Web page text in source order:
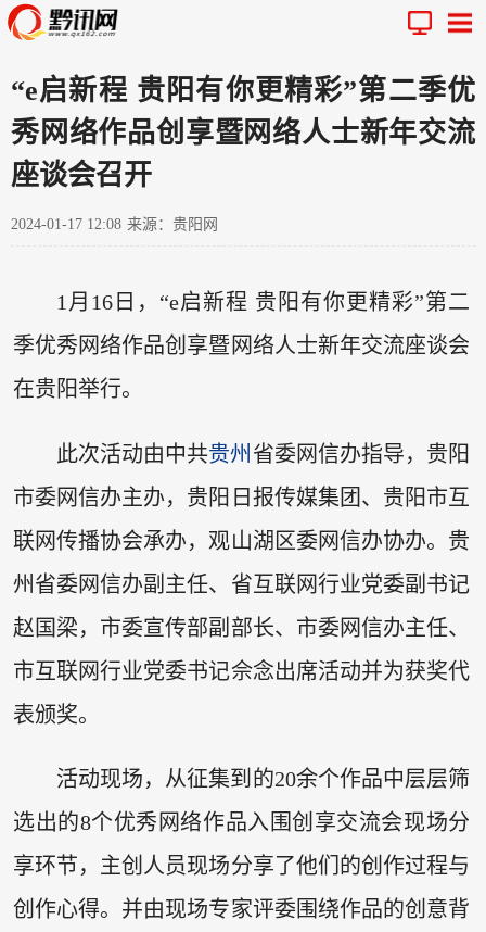
“e启新程 贵阳有你更精彩”第二季优
秀网络作品创享暨网络人士新年交流
座谈会召开
2024-01-17 12:08 来源：贵阳网
1月16日，“e启新程 贵阳有你更精彩”第二
季优秀网络作品创享暨网络人士新年交流座谈会
在贵阳举行。
此次活动由中共贵州 省委网信办指导，贵阳
市委网信办主办，贵阳日报传媒集团、贵阳市互
联网传播协会承办，观山湖区委网信办协办。贵
州省委网信办副主任、省互联网行业党委副书记
赵国梁，市委宣传部副部长、市委网信办主任、
市互联网行业党委书记佘念出席活动并为获奖代
表颁奖。
活动现场，从征集到的20余个作品中层层筛
选出的8个优秀网络作品入围创享交流会现场分
享环节，主创人员现场分享了他们的创作过程与
创作心得。并由现场专家评委围绕作品的创意背